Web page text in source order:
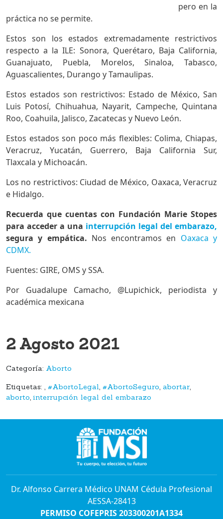
pero en la
práctica no se permite.
Estos son los estados extremadamente restrictivos
respecto a la ILE: Sonora, Querétaro, Baja California,
Guanajuato, Puebla, Morelos, Sinaloa, Tabasco,
Aguascalientes, Durango y Tamaulipas.
Estos estados son restrictivos: Estado de México, San
Luis Potosí, Chihuahua, Nayarit, Campeche, Quintana
Roo, Coahuila, Jalisco, Zacatecas y Nuevo León.
Estos estados son poco más flexibles: Colima, Chiapas,
Veracruz, Yucatán, Guerrero, Baja California Sur,
Tlaxcala y Michoacán.
Los no restrictivos: Ciudad de México, Oaxaca, Veracruz
e Hidalgo.
Recuerda que cuentas con Fundación Marie Stopes
para acceder a una interrupción legal del embarazo,
segura y empática. Nos encontramos en Oaxaca y
CDMX.
Fuentes: GIRE, OMS y SSA.
Por Guadalupe Camacho, @Lupichick, periodista y
académica mexicana
2 Agosto 2021
Categoría: Aborto
Etiquetas: , #AbortoLegal, #AbortoSeguro, abortar,
aborto,interrupción legal del embarazo
Dr. Alfonso Carrera Médico UNAM Cédula Profesional
AESSA-28413
PERMISO COFEPRIS 203300201A1334